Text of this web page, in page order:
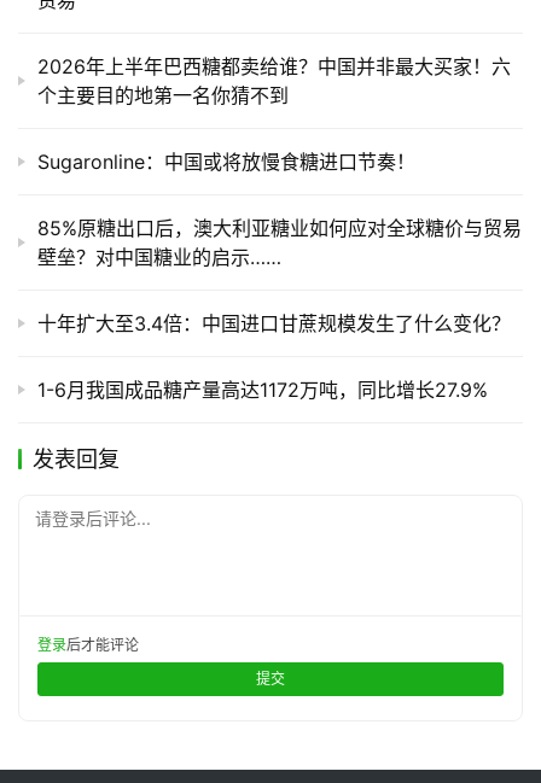
销
运2026年上半年巴西糖都卖给谁？中国并非最大买家！六
个主要目的地第一名你猜不到
Sugaronline：中国或将放慢食糖进口节奏！
85%原糖出口后，澳大利亚糖业如何应对全球糖价与贸易
壁垒？对中国糖业的启示……
十年扩大至3.4倍：中国进口甘蔗规模发生了什么变化？
1-6月我国成品糖产量高达1172万吨，同比增长27.9%
发表回复
请登录后评论...
登录后才能评论
提交